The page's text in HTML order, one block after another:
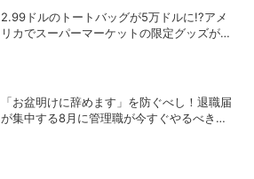
2.99ドルのトートバッグが5万ドルに!?アメ
リカでスーパーマーケットの限定グッズが争
「お盆明けに辞めます」を防ぐべし！退職届
が集中する8月に管理職が今すぐやるべき対